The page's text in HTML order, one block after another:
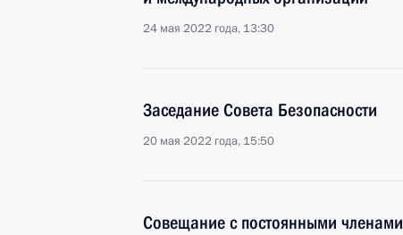
24 мая 2022 года, 13:30
Заседание Совета Безопасности
20 мая 2022 года, 15:50
Совещание с постоянными